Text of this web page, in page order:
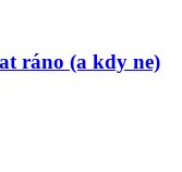
ráno (a kdy ne)